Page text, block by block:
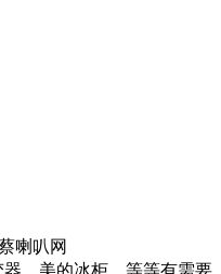
喇叭网
，美的冰柜，等等有需要